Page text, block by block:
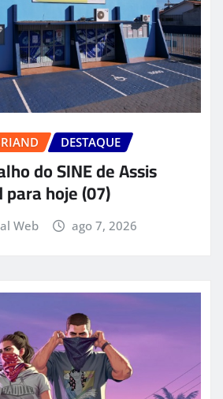
DESTAQUE
do SINE de Assis
hoje (07)
Web ago 7, 2026